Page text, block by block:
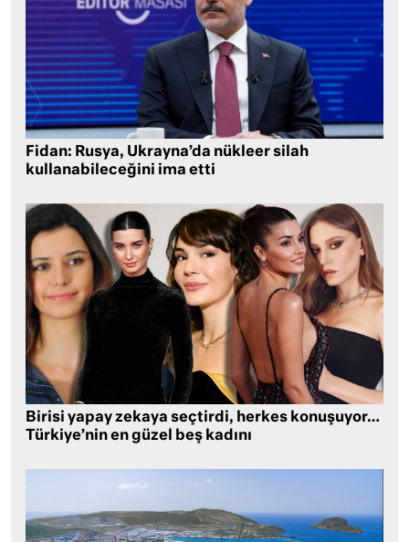
Fidan: Rusya, Ukrayna’da nükleer silah
kullanabileceğini ima etti
Birisi yapay zekaya seçtirdi, herkes konuşuyor…
Türkiye’nin en güzel beş kadını